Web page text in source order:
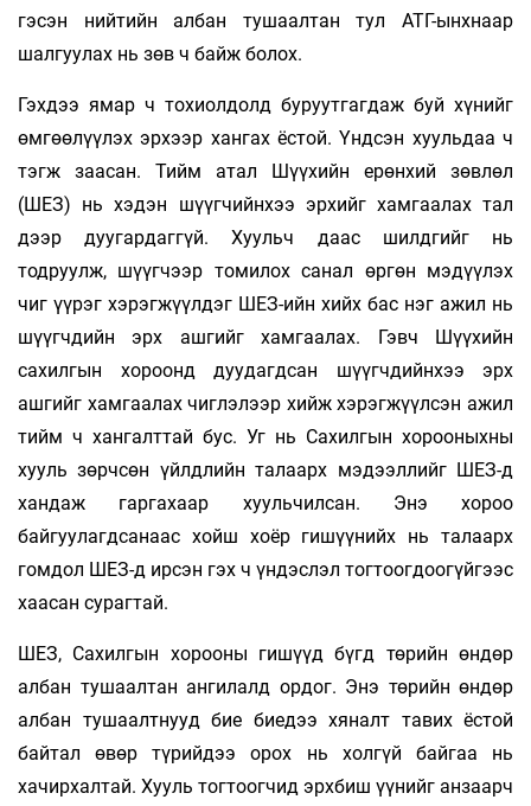
гэсэн нийтийн албан тушаалтан тул АТГ-ынхнаар
шалгуулах нь зөв ч байж болох.
Гэхдээ ямар ч тохиолдолд буруутгагдаж буй хүнийг
өмгөөлүүлэх эрхээр хангах ёстой. Үндсэн хуульдаа ч
тэгж заасан. Тийм атал Шүүхийн ерөнхий зөвлөл
(ШЕЗ) нь хэдэн шүүгчийнхээ эрхийг хамгаалах тал
дээр дуугардаггүй. Хуульч­ даас шилдгийг нь
тодруулж, шүүгчээр томилох санал өргөн мэдүүлэх
чиг үүрэг хэрэгжүүлдэг ШЕЗ-ийн хийх бас нэг ажил нь
шүүгчдийн эрх ашгийг хамгаалах. Гэвч Шүүхийн
сахилгын хороонд дуудагдсан шүүгчдийнхээ эрх
ашгийг хамгаалах чиглэлээр хийж хэрэгжүүлсэн ажил
тийм ч хангалттай бус. Уг нь Сахилгын хорооныхны
хууль зөрчсөн үйлдлийн талаарх мэдээллийг ШЕЗ-д
хандаж гаргахаар хуульчилсан. Энэ хороо
байгуулагдсанаас хойш хоёр гишүүнийх нь талаарх
гомдол ШЕЗ-д ирсэн гэх ч үндэслэл тогтоогдоогүйгээс
хаасан сурагтай.
ШЕЗ, Сахилгын хорооны гишүүд бүгд төрийн өндөр
албан тушаалтан ангилалд ордог. Энэ төрийн өндөр
албан тушаалтнууд бие биедээ хяналт тавих ёстой
байтал өвөр түрийдээ орох нь холгүй байгаа нь
хачирхалтай. Хууль тогтоогчид эрхбиш үүнийг анзаарч